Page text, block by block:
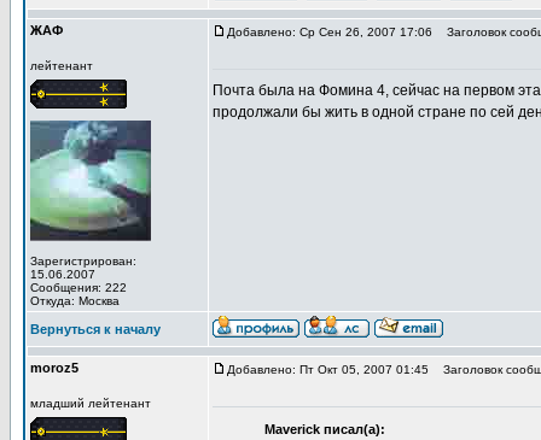
ЖАФ
лейтенант
Зарегистрирован:
15.06.2007
Сообщения: 222
Откуда: Москва
Добавлено: Ср Сен 26, 2007 17:06 Заголовок
Почта была на Фомина 4, сейчас на первом
продолжали бы жить в одной стране по сей
Вернуться к началу
moroz5
младший лейтенант
Добавлено: Пт Окт 05, 2007 01:45 Заголовок
Maverick писал(а):